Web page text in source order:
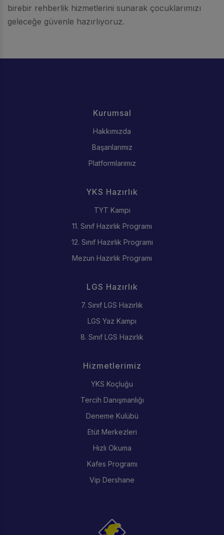
birebir rehberlik hizmetlerini sunarak çocuklarımızı
geleceğe güvenle hazırlıyoruz.
Kurumsal
Hakkımızda
Başarılarımız
Platformlarımız
YKS Hazırlık
TYT Kampı
11. Sınıf Hazırlık Programı
12. Sınıf Hazırlık Programı
Mezun Hazırlık Programı
LGS Hazırlık
7. Sınıf LGS Hazırlık
LGS Yaz Kampı
8. Sınıf LGS Hazırlık
Hizmetlerimiz
YKS Koçluğu
Tercih Danışmanlığı
Deneme Kulübü
Etüt Merkezleri
Hızlı Okuma
Kafes Programı
Vip Dershane